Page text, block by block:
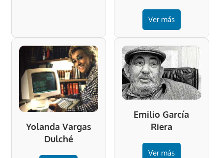
Ver más
Yolanda Vargas
Dulché
Emilio García
Riera
Ver más